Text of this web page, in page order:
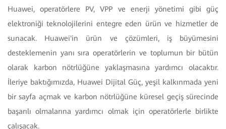
Huawei, operatörlere PV, VPP ve enerji yönetimi gibi güç
elektroniği teknolojilerini entegre eden ürün ve hizmetler de
sunacak. Huawei'in ürün ve çözümleri, iş büyümesini
desteklemenin yanı sıra operatörlerin ve toplumun bir bütün
olarak karbon nötrlüğüne yaklaşmasına yardımcı olacaktır.
İleriye baktığımızda, Huawei Dijital Güç, yeşil kalkınmada yeni
bir sayfa açmak ve karbon nötrlüğüne küresel geçiş sürecinde
başarılı olmalarına yardımcı olmak için operatörlerle birlikte
çalışacak.